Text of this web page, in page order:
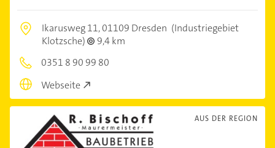
Ikarusweg 11,01109 Dresden (Industriegebiet
Klotzsche)
9,4 km
0351 8 90 99 80
Webseite
AUS DER REGION